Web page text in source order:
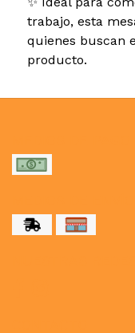
trabajo, esta
quienes buscan
producto.